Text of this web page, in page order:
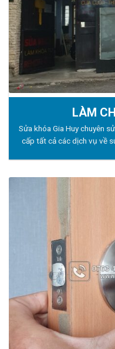
LÀM
Sửa khóa Gia Huy chuyên
cấp tất cả các dịch vụ về